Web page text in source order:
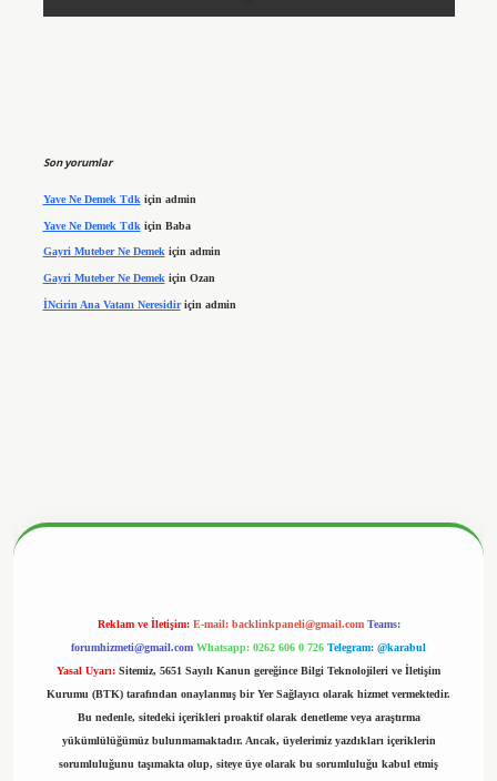
Son yorumlar
Yave Ne Demek Tdk için admin
Yave Ne Demek Tdk için Baba
Gayri Muteber Ne Demekiçin admin
Gayri Muteber Ne Demek için Ozan
İNcirin Ana Vatanı Neresidiriçin admin
Reklam ve İletişim: E-mail: backlinkpaneli@gmail.com Teams:
forumhizmeti@gmail.com Whatsapp: 0262 606 0 726 Telegram: @karabul
Yasal Uyarı: Sitemiz, 5651 Sayılı Kanun gereğince Bilgi Teknolojileri ve İletişim
Kurumu (BTK) tarafından onaylanmış bir Yer Sağlayıcı olarak hizmet vermektedir.
Bu nedenle, sitedeki içerikleri proaktif olarak denetleme veya araştırma
yükümlülüğümüz bulunmamaktadır. Ancak, üyelerimiz yazdıkları içeriklerin
sorumluluğunu taşımakta olup, siteye üye olarak bu sorumluluğu kabul etmiş